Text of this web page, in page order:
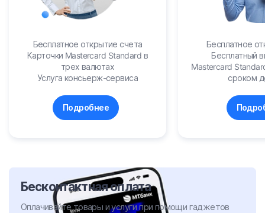
Бесплатное открытие счета
Карточки Mastercard Standard в
трех валютах
Услуга консьерж-сервиса
Подробнее
Бесплатное
Бесплатный
Mastercard
сроком
Бесконтактная оплата
Оплачивайте товары и услуги при помощи гаджетов